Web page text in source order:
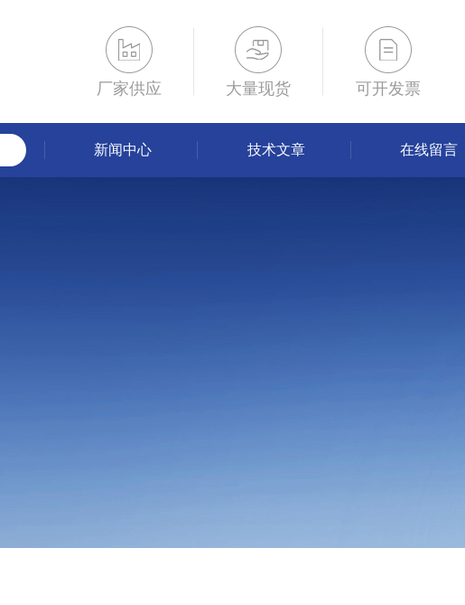
厂家供应 大量现货 可开发票
新闻中心 技术文章 在线留言